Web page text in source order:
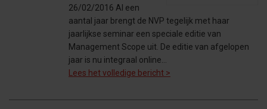
26/02/2016 Al een
aantal jaar brengt de NVP tegelijk met haar
jaarlijkse seminar een speciale editie van
Management Scope uit. De editie van afgelopen
jaar is nu integraal online…
Lees het volledige bericht >